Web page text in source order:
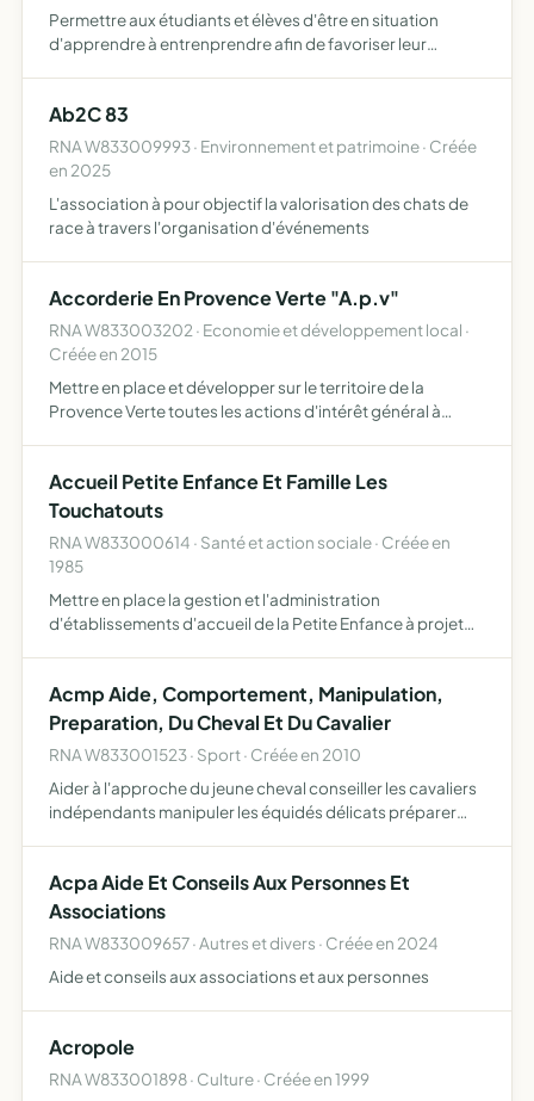
Permettre aux étudiants et élèves d'être en situation
d'apprendre à entrenprendre afin de favoriser leur
à trava…
Ab2C 83
RNA W833009993 · Environnement et patrimoine · Créée
en 2025
L'association à pour objectif la valorisation des chats de
race à travers l'organisation d'événements
Accorderie En Provence Verte "A.p.v"
RNA W833003202 · Economie et développement local ·
Créée en 2015
Mettre en place et développer sur le territoire de la
Provence Verte toutes les actions d'intérêt général à
d'Accorder…
Accueil Petite Enfance Et Famille Les
Touchatouts
RNA W833000614 · Santé et action sociale · Créée en
1985
Mettre en place la gestion et l'administration
d'établissements d'accueil de la Petite Enfance à projet
accom…
Acmp Aide, Comportement, Manipulation,
Preparation, Du Cheval Et Du Cavalier
RNA W833001523 · Sport · Créée en 2010
Aider à l'approche du jeune cheval conseiller les cavaliers
indépendants manipuler les équidés délicats préparer
Acpa Aide Et Conseils Aux Personnes Et
Associations
RNA W833009657 · Autres et divers · Créée en 2024
Aide et conseils aux associations et aux personnes
Acropole
RNA W833001898 · Culture · Créée en 1999